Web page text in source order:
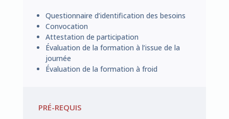
Questionnaire d’identification des besoins
Convocation
Attestation de participation
Évaluation de la formation à l’issue de la
journée
Évaluation de la formation à froid
PRÉ-REQUIS